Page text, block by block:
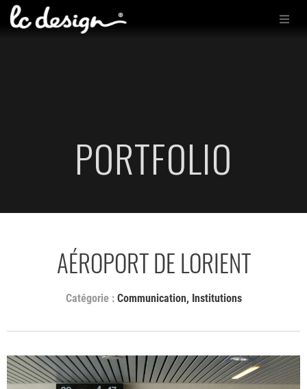
PORTFOLIO
AÉROPORT DE LORIENT
Communication, Institutions